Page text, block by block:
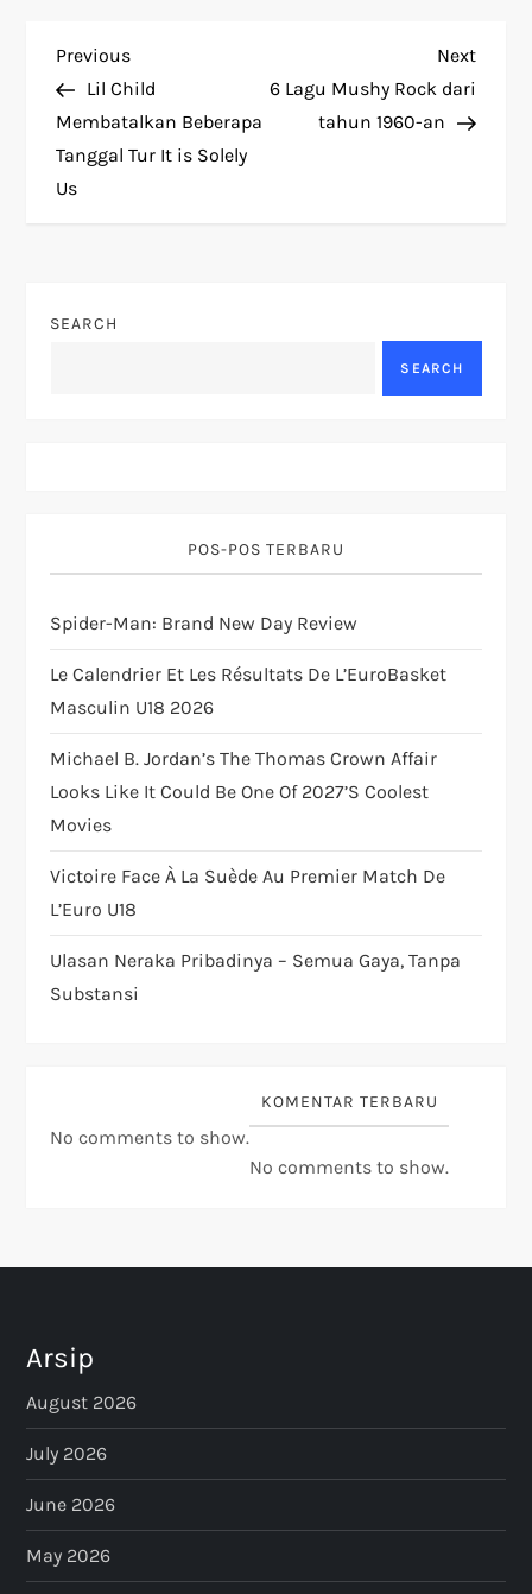
P
o
s
a
a
t
i
o
n
Previous
Post
Previous
Lil Child
Membatalkan Beberapa
Tanggal Tur It is Solely
Us
Next
Next
6 Lagu Mushy Rock dari
tahun 1960-an
SEARCH
SEARCH
POS-POS TERBARU
Spider-Man: Brand New Day Review
Le Calendrier Et Les Résultats De L’EuroBasket
Masculin U18 2026
Michael B. Jordan’s The Thomas Crown Affair
Looks Like It Could Be One Of 2027’s Coolest
Movies
Victoire Face À La Suède Au Premier Match De
L’Euro U18
Ulasan Neraka Pribadinya – Semua Gaya, Tanpa
Substansi
No comments to show.
KOMENTAR TERBARU
No comments to show.
Arsip
August 2026
July 2026
June 2026
May 2026